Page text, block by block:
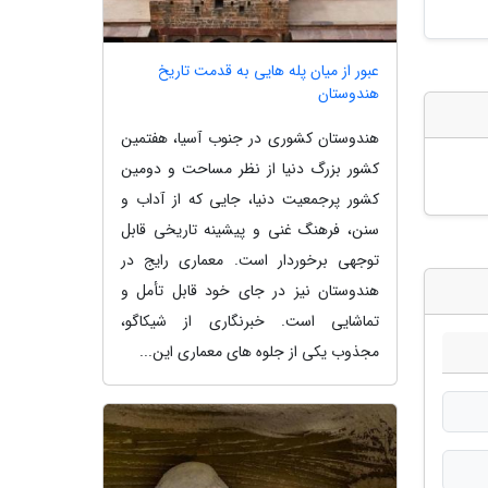
عبور از میان پله هایی به قدمت تاریخ
هندوستان
هندوستان کشوری در جنوب آسیا، هفتمین
کشور بزرگ دنیا از نظر مساحت و دومین
کشور پرجمعیت دنیا، جایی که از آداب و
سنن، فرهنگ غنی و پیشینه تاریخی قابل
توجهی برخوردار است. معماری رایج در
هندوستان نیز در جای خود قابل تأمل و
تماشایی است. خبرنگاری از شیکاگو،
مجذوب یکی از جلوه های معماری این...